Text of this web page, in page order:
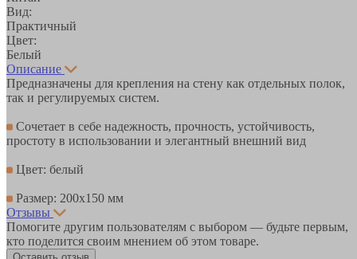
Вид:
Практичный
Цвет:
Белый
Описание
Предназначены для крепления на стену как отдельных полок,
так и регулируемых систем.
Сочетает в себе надежность, прочность, устойчивость,
простоту в использовании и элегантный внешний вид
Цвет: белый
Размер: 200х150 мм
Отзывы
Помогите другим пользователям с выбором — будьте первым,
кто поделится своим мнением об этом товаре.